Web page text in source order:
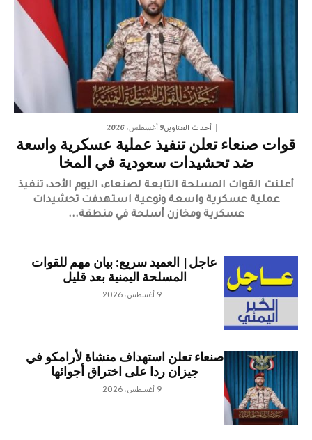
أحدث العناوين9 أغسطس، 2026
قوات صنعاء تعلن تنفيذ عملية عسكرية واسعة
ضد تحشيدات سعودية في المخا
​أعلنت القوات المسلحة التابعة لصنعاء، اليوم الأحد، تنفيذ
عملية عسكرية واسعة ونوعية استهدفت تحشيدات
عسكرية ومخازن أسلحة في منطقة...
عاجل| العميد سريع: بيان مهم للقوات
المسلحة اليمنية بعد قليل
9 أغسطس، 2026
صنعاء تعلن استهداف منشاة لأرامكو في
جيزان ردا على اختراق أجوائها
9 أغسطس، 2026